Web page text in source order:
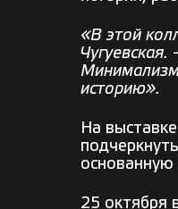
«В этой
Чугуевская.
Минимализм
историю».
На
основанную
25 октября